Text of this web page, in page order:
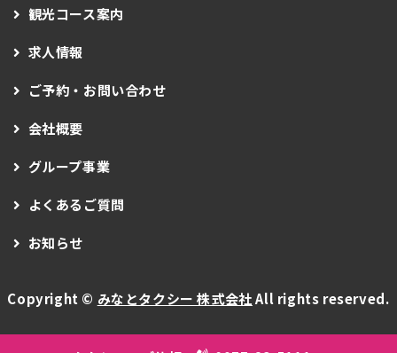
観光コース案内
求人情報
ご予約・お問い合わせ
会社概要
グループ事業
よくあるご質問
お知らせ
Copyright © みなとタクシー 株式会社All rights reserved.